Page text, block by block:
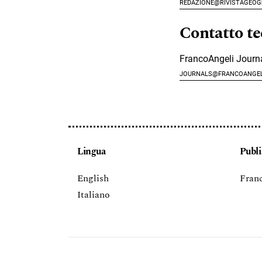
Contatto
FrancoAngeli
Lingua
English
Italiano